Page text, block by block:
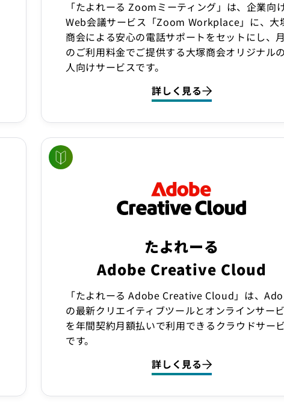
「たよれーる Zoomミーティング」は、企業向
Web会議サービス「Zoom Workplace」に、大
商会による安心の電話サポートをセットにし、
のご利用料金でご提供する大塚商会オリジナル
人向けサービスです。
詳しく見る
たよれーる
Adobe Creative Cloud
「たよれーる Adobe Creative Cloud」は、
の最新クリエイティブツールとオンラインサー
を年間契約月額払いで利用できるクラウドサー
です。
詳しく見る